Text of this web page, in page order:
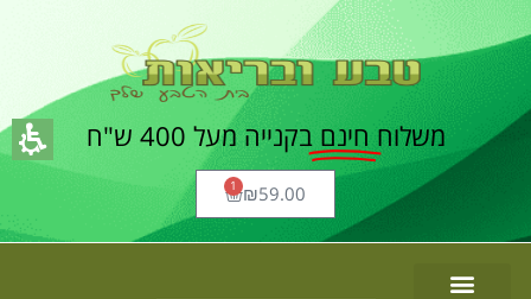
משלוח חינם בקנייה מעל 400 ש"ח
₪59.00
1